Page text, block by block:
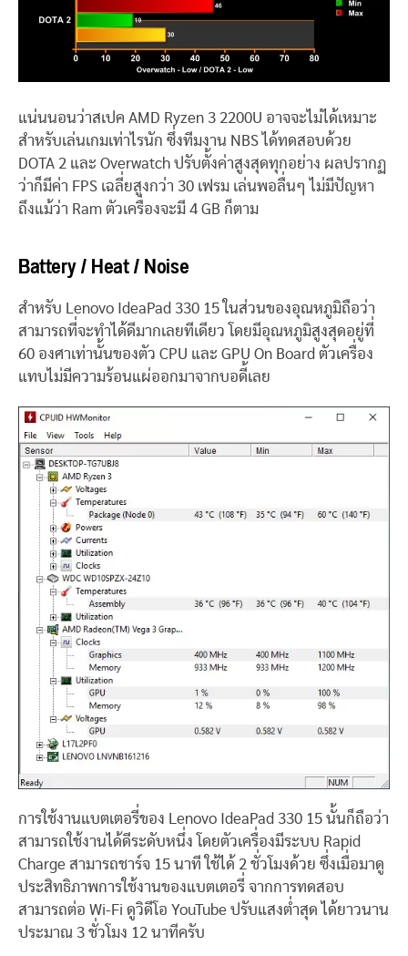
แน่นนอนว่าสเปค AMD Ryzen 3 2200U อาจจะไม่ได้เหมาะ
สำหรับเล่นเกมเท่าไรนัก ซึ่งทีมงาน NBS ได้ทดสอบด้วย
DOTA 2 และ Overwatch ปรับตั้งค่าสูงสุดทุกอย่าง ผลปรากฏ
ว่าก็มีค่า FPS เฉลี่ยสูงกว่า 30 เฟรม เล่นพอลื่นๆ ไม่มีปัญหา
ถึงแม้ว่า Ram ตัวเครื่องจะมี 4 GB ก็ตาม
Battery / Heat / Noise
สำหรับ Lenovo IdeaPad 330 15 ในส่วนของอุณหภูมิถือว่า
สามารถที่จะทำได้ดีมากเลยทีเดียว โดยมีอุณหภูมิสูงสุดอยู่ที่
60 องศาเท่านั้นของตัว CPU และ GPU On Board ตัวเครื่อง
แทบไม่มีความร้อนแผ่ออกมาจากบอดี้เลย
การใช้งานแบตเตอรี่ของ Lenovo IdeaPad 330 15 นั้นก็ถือว่า
สามารถใช้งานได้ดีระดับหนึ่ง โดยตัวเครื่องมีระบบ Rapid
Charge สามารถชาร์จ 15 นาที ใช้ได้ 2 ชั่วโมงด้วย ซึ่งเมื่อมาดู
ประสิทธิภาพการใช้งานของแบตเตอรี่ จากการทดสอบ
สามารถต่อ Wi-Fi ดูวิดีโอ YouTube ปรับแสงต่ำสุด ได้ยาวนาน
ประมาณ 3 ชั่วโมง 12 นาทีครับ